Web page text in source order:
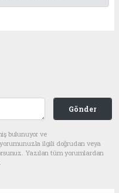
Gönder
bulunuyor ve
yorumunuzla ilgili doğrudan veya
Yazılan tüm yorumlardan